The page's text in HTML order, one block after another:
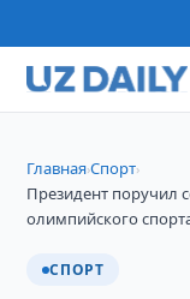
Главная›Спорт›
Президент поручил
олимпийского
СПОРТ